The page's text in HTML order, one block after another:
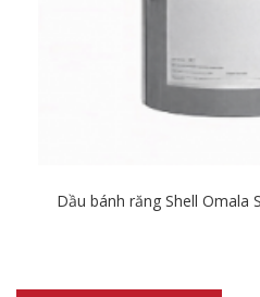
Dầu bánh răng Shell Omala